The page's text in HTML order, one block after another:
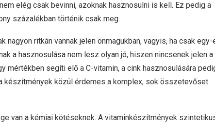
elég csak bevinni, azoknak hasznosulni is kell. Ez pedig a
százalékban történik csak meg.
nagyon ritkán vannak jelen önmagukban, vagyis, ha csak egy-
a hasznosulása nem lesz olyan jó, hiszen nincsenek jelen a
mértékben segíti elő a C-vitamin, a cink hasznosulására
készítmények közül érdemes a komplex, sok összetevőset
van a kémiai kötéseknek. A vitaminkészítmények